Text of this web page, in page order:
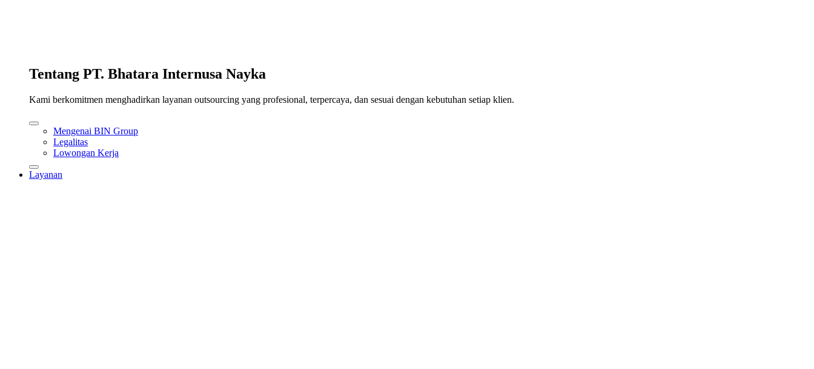
Tentang PT. Bhatara Internusa Nayka
Kami berkomitmen menghadirkan layanan outsourcing yang profesional, terpercaya, dan sesuai dengan kebutuhan setiap klien.
Mengenai BIN Group
Legalitas
Lowongan Kerja
Layanan